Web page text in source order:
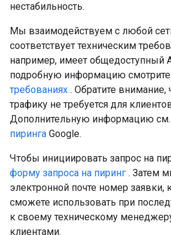
нестабильность.
Мы взаимодействуем с любой
соответствует техническим
например, имеет общедоступный
подробную информацию
требованиях . Обратите внимание,
трафику не требуется для
Дополнительную информацию см.
пиринга Google.
Чтобы инициировать запрос на
форму запроса на пиринг . Затем
электронной почте номер
сможете использовать при
к своему техническому
клиентами.